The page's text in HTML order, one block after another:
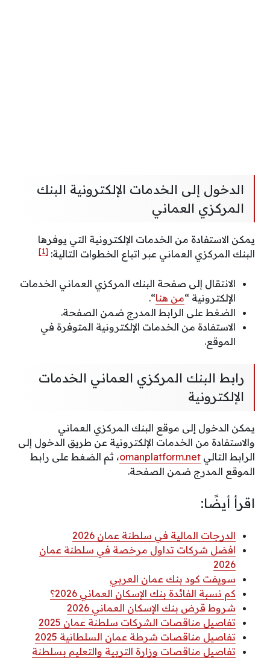
الدخول إلى الخدمات الإلكترونية البنك
المركزي العماني
يمكن الاستفادة من الخدمات الإلكترونية التي يوفرها
البنك المركزي العماني عبر اتباع الخطوات التالية: [1]
الانتقال إلى صفحة البنك المركزي العماني الخدمات
الإلكترونية “من هنا“.
الضغط على الرابط المدرج ضمن الصفحة.
الاستفادة من الخدمات الإلكترونية المتوفرة في
الموقع.
رابط البنك المركزي العماني الخدمات
الإلكترونية
يمكن الدخول إلى موقع البنك المركزي العماني
والاستفادة من الخدمات الإلكترونية عن طريق الدخول إلى
الرابط التالي omanplatform.net، ثم الضغط على رابط
الموقع المدرج ضمن الصفحة.
اقرأ أيضًا:
الدرجات المالية في سلطنة عمان 2026
افضل شركات تداول مرخصة في سلطنة عمان
2026
سويفت كود بنك عمان العربي
كم نسبة الفائدة بنك الإسكان العماني 2026؟
شروط قرض بنك الإسكان العماني 2026
تفاصيل مناقصات الشركات سلطنة عمان 2025
تفاصيل مناقصات شرطة عمان السلطانية 2025
تفاصيل مناقصات وزارة التربية والتعليم بسلطنة